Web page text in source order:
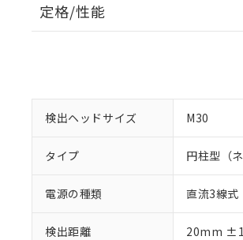
定格/性能
検出ヘッドサイズ M30
タイプ 円柱型（
電源の種類 直流3線式
検出距離 20mm